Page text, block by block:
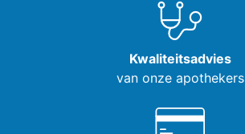
Kwaliteitsadvies
van onze apothekers